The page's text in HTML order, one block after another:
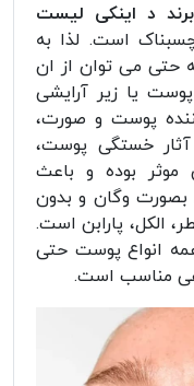
د اینکی لیست
است. لذا به
حتی می توان از ان
یا زیر آرایشی
پوست و صورت،
آثار خستگی پوست،
بوده و باعث
بصورت وگان و بدون
الکل، پارابن است.
انواع پوست حتی
مناسب است.